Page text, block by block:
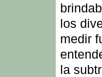
los
medir
la